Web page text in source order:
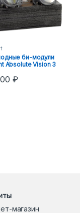
би-модули
Absolute Vision 3
₽
магазин